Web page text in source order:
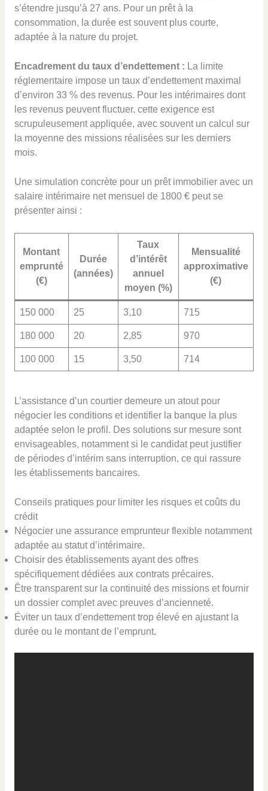
s’étendre jusqu’à 27 ans. Pour un prêt à la
consommation, la durée est souvent plus courte,
adaptée à la nature du projet.
Encadrement du taux d’endettement : La limite
réglementaire impose un taux d’endettement maximal
d’environ 33 % des revenus. Pour les intérimaires dont
les revenus peuvent fluctuer, cette exigence est
scrupuleusement appliquée, avec souvent un calcul sur
la moyenne des missions réalisées sur les derniers
mois.
Une simulation concrète pour un prêt immobilier avec un
salaire intérimaire net mensuel de 1800 € peut se
présenter ainsi :
Montant
emprunté
(€)
Durée
(années)
Taux
d’intérêt
annuel
moyen (%)
Mensualité
approximative
(€)
150 000 25 3,10 715
180 000 20 2,85 970
100 000 15 3,50 714
L’assistance d’un courtier demeure un atout pour
négocier les conditions et identifier la banque la plus
adaptée selon le profil. Des solutions sur mesure sont
envisageables, notamment si le candidat peut justifier
de périodes d’intérim sans interruption, ce qui rassure
les établissements bancaires.
Conseils pratiques pour limiter les risques et coûts du
crédit
Négocier une assurance emprunteur flexible notamment
adaptée au statut d’intérimaire.
Choisir des établissements ayant des offres
spécifiquement dédiées aux contrats précaires.
Être transparent sur la continuité des missions et fournir
un dossier complet avec preuves d’ancienneté.
Éviter un taux d’endettement trop élevé en ajustant la
durée ou le montant de l’emprunt.